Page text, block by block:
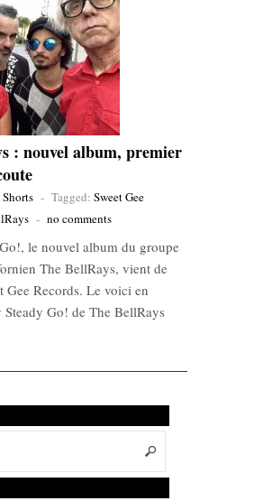
: nouvel album, premier
Shorts - Tagged: Sweet Gee
- no comments
le nouvel album du groupe
The BellRays, vient de
Gee Records. Le voici en
Go! de The BellRays